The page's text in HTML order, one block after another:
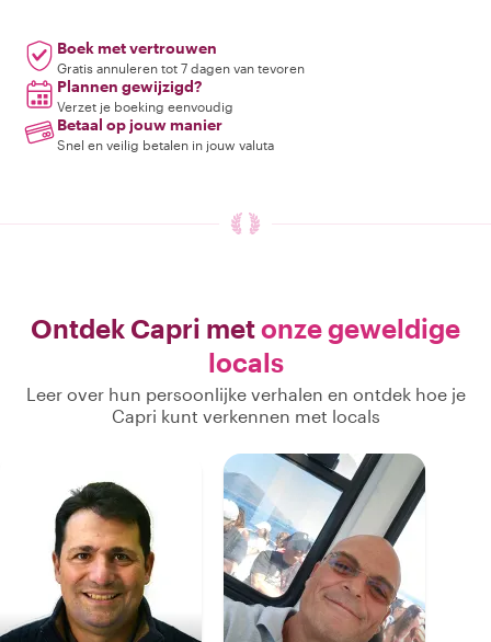
Boek met vertrouwen
Gratis annuleren tot 7 dagen van tevoren
Plannen gewijzigd?
Verzet je boeking eenvoudig
Betaal op jouw manier
Snel en veilig betalen in jouw valuta
Ontdek Capri metonze geweldige
locals
Leer over hun persoonlijke verhalen en ontdek hoe je
Capri kunt verkennen met locals